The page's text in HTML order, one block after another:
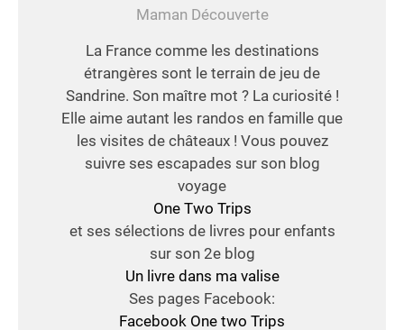
Maman Découverte
La France comme les destinations
étrangères sont le terrain de jeu de
Sandrine. Son maître mot ? La curiosité !
Elle aime autant les randos en famille que
les visites de châteaux ! Vous pouvez
suivre ses escapades sur son blog
voyage
One Two Trips
et ses sélections de livres pour enfants
sur son 2e blog
Un livre dans ma valise
Ses pages Facebook:
Facebook One two Trips